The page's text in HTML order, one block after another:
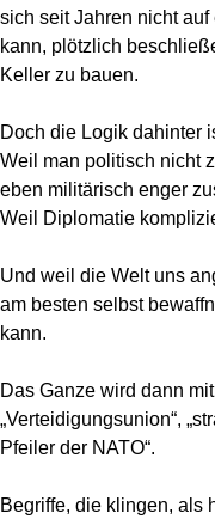
sich seit Jahren nicht
kann, plötzlich
Keller zu bauen.
Doch die Logik dahinter
Weil man politisch nicht
eben militärisch enger
Weil Diplomatie
Und weil die Welt uns
am besten selbst
kann.
Das Ganze wird dann
„Verteidigungsunion“,
Pfeiler der NATO“.
Begriffe, die klingen, als